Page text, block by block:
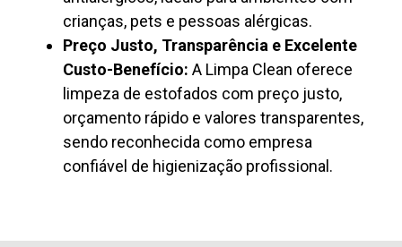
crianças, pets e pessoas alérgicas.
Preço Justo, Transparência e Excelente
Custo-Benefício: A Limpa Clean oferece
limpeza de estofados com preço justo,
orçamento rápido e valores transparentes,
sendo reconhecida como empresa
confiável de higienização profissional.